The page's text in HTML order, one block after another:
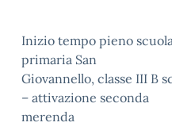
Inizio tempo pieno
primaria San
Giovannello, classe III B
– attivazione seconda
merenda